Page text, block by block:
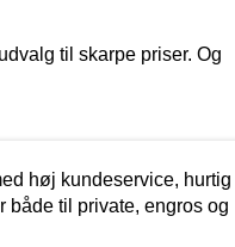
til skarpe priser. Og
høj kundeservice, hurtig
både til private, engros og